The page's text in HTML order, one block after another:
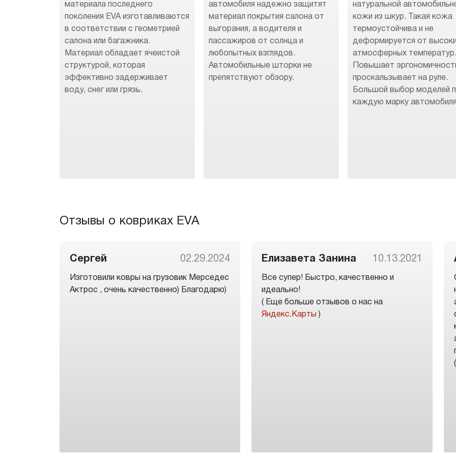
материала последнего
поколения EVA изготавливаются
в соответствии с геометрией
салона или багажника.
Материал обладает ячеистой
структурой, которая
эффективно задерживает
воду, снег или грязь.
автомобиля надежно защитят
материал покрытия салона от
выгорания, а водителя и
пассажиров от солнца и
любопытных взглядов.
Автомобильные шторки не
препятствуют обзору.
натуральной
кожи из шкур. Такая кожа
термоустойчива и не
деформируется от
атмосферных температур.
Повышает
проскальзывает на руле.
Большой выбор моделей
каждую марку
Отзывы о ковриках EVA
Сергей 02.29.2024
Изготовили ковры на грузовик Мерседес
Актрос , очень качественно) Благодарю)
Елизавета Занина 10.13.2021
Все супер! Быстро, качественно и
идеально!
( Еще больше отзывов о нас на
Яндекс.Карты )